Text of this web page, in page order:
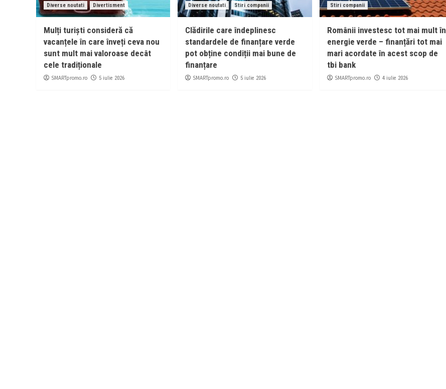
Diverse noutati Divertisment
Mulți turiști consideră că
vacanțele în care înveți ceva nou
sunt mult mai valoroase decât
cele tradiționale
SMARTpromo.ro 5 iulie 2026
Diverse noutati Stiri companii
Clădirile care îndeplinesc
standardele de finanțare verde
pot obține condiții mai bune de
finanțare
SMARTpromo.ro 5 iulie 2026
Stiri companii
Românii investesc tot mai mult în
energie verde – finanțări tot mai
mari acordate în acest scop de
tbi bank
SMARTpromo.ro 4 iulie 2026